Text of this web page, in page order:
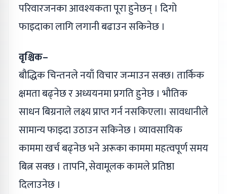
परिवारजनका आवश्यकता पूरा हुनेछन् । दिगो
फाइदाका लागि लगानी बढाउन सकिनेछ ।
वृश्चिक–
बौद्धिक चिन्तनले नयाँ विचार जन्माउन सक्छ। तार्किक
क्षमता बढ्नेछ र अध्ययनमा प्रगति हुनेछ । भौतिक
साधन बिग्रनाले लक्ष्य प्राप्त गर्न नसकिएला। सावधानीले
सामान्य फाइदा उठाउन सकिनेछ । व्यावसायिक
काममा खर्च बढ्नेछ भने अरूका काममा महत्वपूर्ण समय
बित्न सक्छ । तापनि, सेवामूलक कामले प्रतिष्ठा
दिलाउनेछ ।